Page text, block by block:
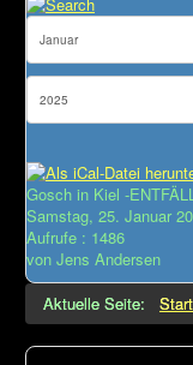
Kontakt
intern
Gosch in Kiel -
Samstag, 25. Januar
Aufrufe : 1486
von Jens Andersen
Aktuelle Seite: